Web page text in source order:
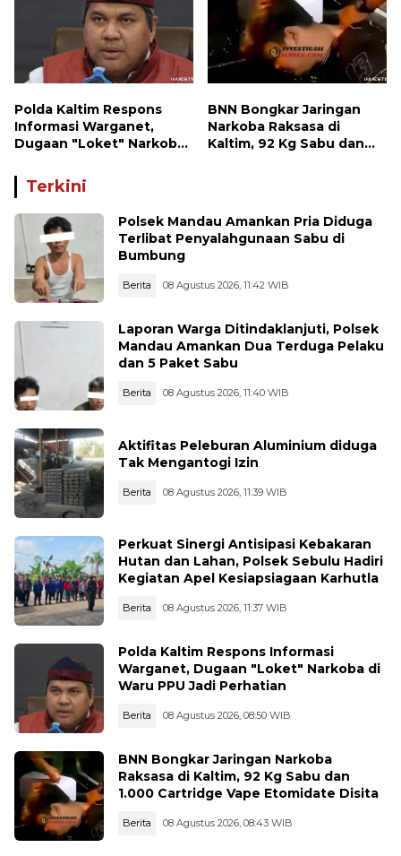
Polda Kaltim Respons
Informasi Warganet,
Dugaan "Loket" Narkoba
Perhatian
BNN Bongkar Jaringan
Narkoba Raksasa di
Kaltim, 92 Kg Sabu dan
Terkini
Polsek Mandau Amankan Pria Diduga
Terlibat Penyalahgunaan Sabu di
Bumbung
Berita 08 Agustus 2026, 11:42 WIB
Laporan Warga Ditindaklanjuti, Polsek
Mandau Amankan Dua Terduga Pelaku
dan 5 Paket Sabu
Berita 08 Agustus 2026, 11:40 WIB
Aktifitas Peleburan Aluminium diduga
Tak Mengantogi Izin
Berita 08 Agustus 2026, 11:39 WIB
Perkuat Sinergi Antisipasi Kebakaran
Hutan dan Lahan, Polsek Sebulu Hadiri
Kegiatan Apel Kesiapsiagaan Karhutla
Berita 08 Agustus 2026, 11:37 WIB
Polda Kaltim Respons Informasi
Warganet, Dugaan "Loket" Narkoba di
Waru PPU Jadi Perhatian
Berita 08 Agustus 2026, 08:50 WIB
BNN Bongkar Jaringan Narkoba
Raksasa di Kaltim, 92 Kg Sabu dan
1.000 Cartridge Vape Etomidate Disita
Berita 08 Agustus 2026, 08:43 WIB